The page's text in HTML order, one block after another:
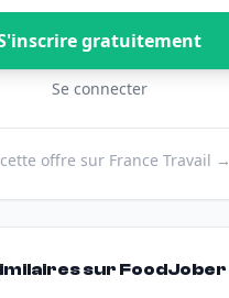
gratuitement
Se connecter
offre sur France Travail →
sur FoodJober